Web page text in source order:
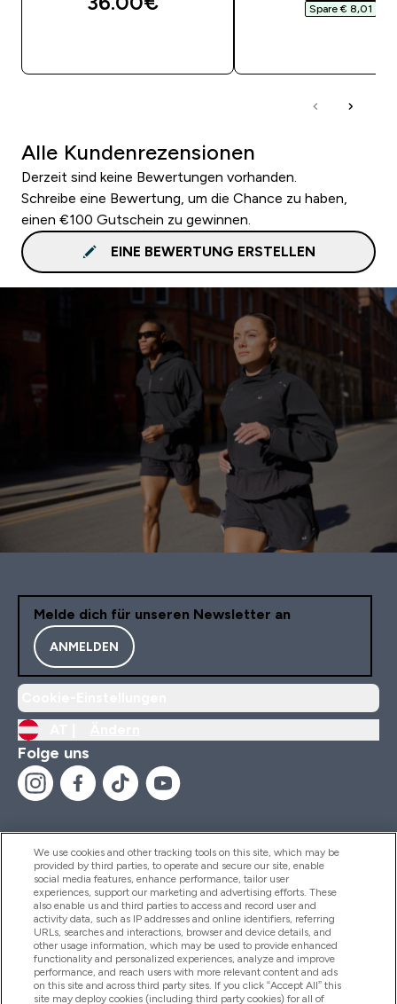
Spare € 8,01‎
Alle Kundenrezensionen
Derzeit sind keine Bewertungen vorhanden.
Schreibe eine Bewertung, um die Chance zu haben,
einen €100 Gutschein zu gewinnen.
EINE BEWERTUNG ERSTELLEN
Melde dich für unseren Newsletter an
ANMELDEN
Folge uns
Hilfe Und Informationen
Produkte
Unternehmensinformationen
We use cookies and other tracking tools on this site, which may be
provided by third parties, to operate and secure our site, enable
social media features, enhance performance, tailor user
experiences, support our marketing and advertising efforts. These
also enable us and third parties to access and record user and
activity data, such as IP addresses and online identifiers, referring
URLs, searches and interactions, browser and device details, and
other usage information, which may be used to provide enhanced
functionality and personalized experiences, analyze and improve
performance, and reach users with more relevant content and ads
on this site and across third party sites. If you click “Accept All” this
site may deploy cookies (including third party cookies) for all of